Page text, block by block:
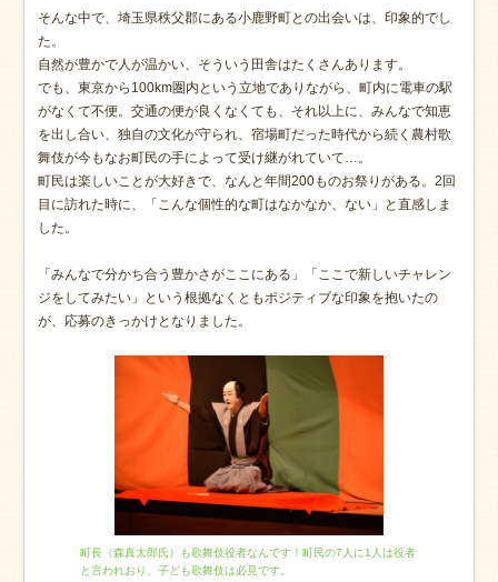
そんな中で、埼玉県秩父郡にある小鹿野町との出会いは、印象的でし
た。
自然が豊かで人が温かい、そういう田舎はたくさんあります。
でも、東京から100km圏内という立地でありながら、町内に電車の駅
がなくて不便。交通の便が良くなくても、それ以上に、みんなで知恵
を出し合い、独自の文化が守られ、宿場町だった時代から続く農村歌
舞伎が今もなお町民の手によって受け継がれていて…。
町民は楽しいことが大好きで、なんと年間200ものお祭りがある。2回
目に訪れた時に、「こんな個性的な町はなかなか、ない」と直感しま
した。
「みんなで分かち合う豊かさがここにある」「ここで新しいチャレン
ジをしてみたい」という根拠なくともポジティブな印象を抱いたの
が、応募のきっかけとなりました。
町長（森真太郎氏）も歌舞伎役者なんです！町民の7人に1人は役者
と言われおり、子ども歌舞伎は必見です。